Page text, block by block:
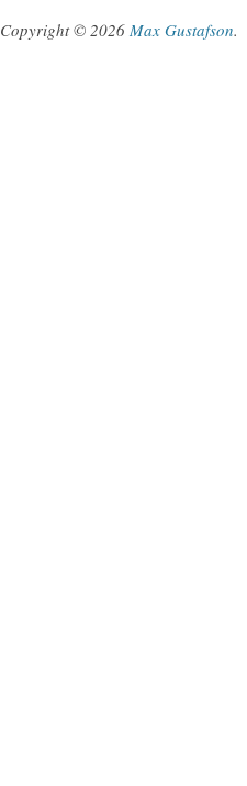
Copyright © 2026 Max Gustafson.